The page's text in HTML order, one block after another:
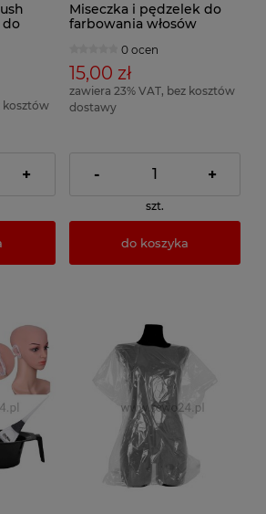
do
kosztów
+
Miseczka i pędzelek do
farbowania włosów
0 ocen
15,00 zł
zawiera 23% VAT, bez kosztów
dostawy
- +
szt.
do koszyka